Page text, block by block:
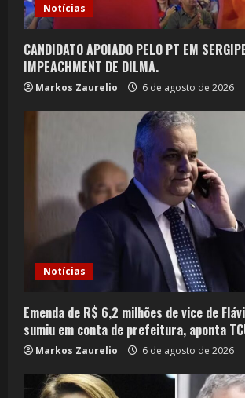
Notícias
CANDIDATO APOIADO PELO PT EM
IMPEACHMENT DE DILMA.
Markos Zaurelio 6 de agosto de 2026
Notícias
Emenda de R$ 6,2 milhões de vice de
sumiu em conta de prefeitura, aponta
Markos Zaurelio 6 de agosto de 2026